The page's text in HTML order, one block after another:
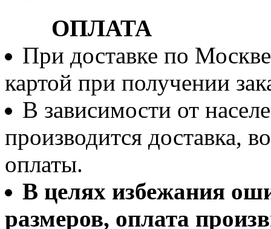
ОПЛАТА
При доставке по
картой при получении
В зависимости от
производится доставка,
оплаты.
В целях избежания
размеров, оплата